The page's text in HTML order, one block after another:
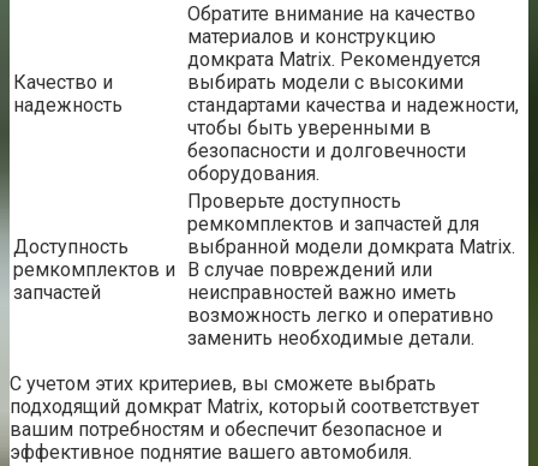
Качество и
надежность
Обратите внимание на качество
материалов и конструкцию
домкрата Matrix. Рекомендуется
выбирать модели с высокими
стандартами качества и надежности,
чтобы быть уверенными в
безопасности и долговечности
оборудования.
Доступность
ремкомплектов и
запчастей
Проверьте доступность
ремкомплектов и запчастей для
выбранной модели домкрата Matrix.
В случае повреждений или
неисправностей важно иметь
возможность легко и оперативно
заменить необходимые детали.
С учетом этих критериев, вы сможете выбрать
подходящий домкрат Matrix, который соответствует
вашим потребностям и обеспечит безопасное и
эффективное поднятие вашего автомобиля.